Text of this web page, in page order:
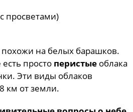
просветами)
на белых барашков.
просто перистые облака
Эти виды облаков
км от земли.